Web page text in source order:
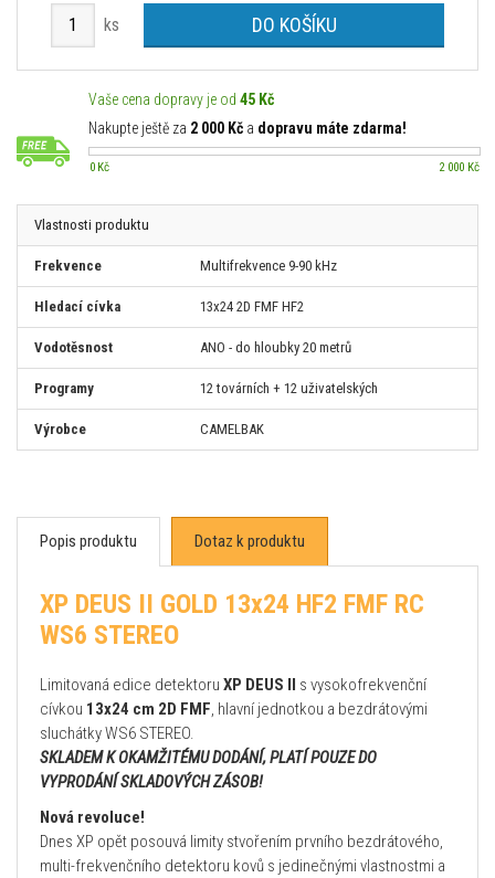
ks DO KOŠÍKU
Vaše cena dopravy je od 45 Kč
Nakupte ještě za 2 000 Kč a dopravu máte zdarma!
0 Kč 2 000 Kč
Vlastnosti produktu
Frekvence Multifrekvence 9-90 kHz
Hledací cívka 13x24 2D FMF HF2
Vodotěsnost ANO - do hloubky 20 metrů
Programy 12 továrních + 12 uživatelských
Výrobce CAMELBAK
Popis produktu Dotaz k produktu
XP DEUS II GOLD 13x24 HF2 FMF RC
WS6 STEREO
Limitovaná edice detektoru XP DEUS II
s vysokofrekvenční
cívkou 13x24 cm 2D FMF, hlavní jednotkou a bezdrátovými
sluchátky WS6 STEREO.
SKLADEM K OKAMŽITÉMU DODÁNÍ, PLATÍ POUZE DO
VYPRODÁNÍ SKLADOVÝCH ZÁSOB!
Nová revoluce!
Dnes XP opět posouvá limity stvořením prvního bezdrátového,
multi-frekvenčního detektoru kovů s jedinečnými vlastnostmi a